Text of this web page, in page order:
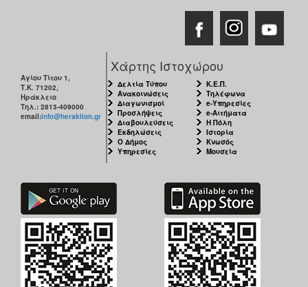
Αγίου Τίτου 1,
Τ.Κ. 71202,
Ηράκλειο
Τηλ.: 2813-409000
email:info@heraklion.gr
Χάρτης Ιστοχώρου
Δελτία Τύπου
Ανακοινώσεις
Διαγωνισμοί
Προσλήψεις
Διαβουλεύσεις
Εκδηλώσεις
Ο Δήμος
Υπηρεσίες
Κ.Ε.Π.
Τηλέφωνα
e-Υπηρεσίες
e-Αιτήματα
Η Πόλη
Ιστορία
Κνωσός
Μουσεία